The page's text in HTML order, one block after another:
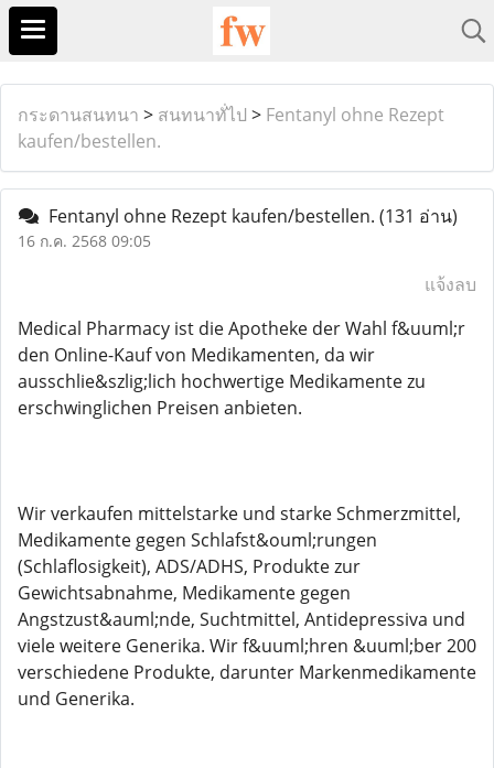
กระดานสนทนา > สนทนาทั่ไป > Fentanyl ohne Rezept
kaufen/bestellen.
Fentanyl ohne Rezept kaufen/bestellen. (131 อ่าน)
16 ก.ค. 2568 09:05
แจ้งลบ
Medical Pharmacy ist die Apotheke der Wahl f&uuml;r
den Online-Kauf von Medikamenten, da wir
ausschlie&szlig;lich hochwertige Medikamente zu
erschwinglichen Preisen anbieten.
Wir verkaufen mittelstarke und starke Schmerzmittel,
Medikamente gegen Schlafst&ouml;rungen
(Schlaflosigkeit), ADS/ADHS, Produkte zur
Gewichtsabnahme, Medikamente gegen
Angstzust&auml;nde, Suchtmittel, Antidepressiva und
viele weitere Generika. Wir f&uuml;hren &uuml;ber 200
verschiedene Produkte, darunter Markenmedikamente
und Generika.